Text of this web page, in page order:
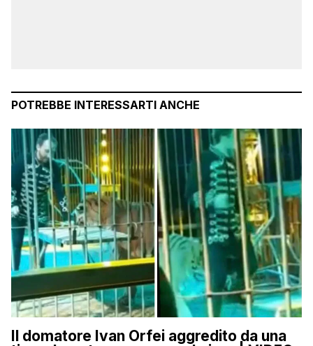
POTREBBE INTERESSARTI ANCHE
Il domatore Ivan Orfei aggredito da una